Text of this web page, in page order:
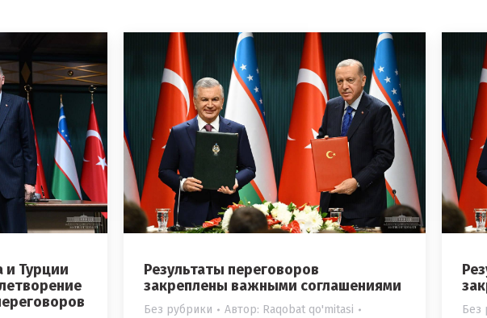
и Турции
Результаты переговоров
закреплены важными соглашениями
Без рубрики Автор: Raqobat qo'mitasi
Без